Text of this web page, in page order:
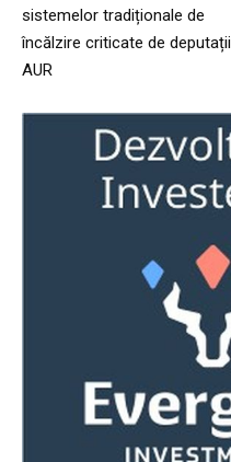
sistemelor tradiționale de
încălzire criticate de deputații
AUR